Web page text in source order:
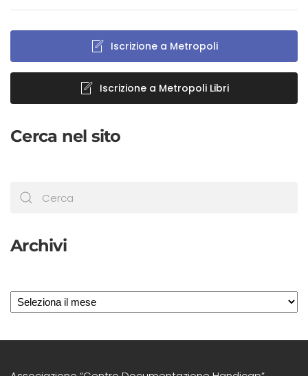
Iscrizione a Metropoli
Iscrizione a Metropoli Libri
Cerca nel sito
Archivi
Archivi